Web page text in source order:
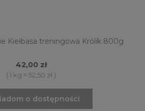
Kiełbasa treningowa Królik 800g
42,00 zł
( 1 kg = 52,50 zł )
o dostępności